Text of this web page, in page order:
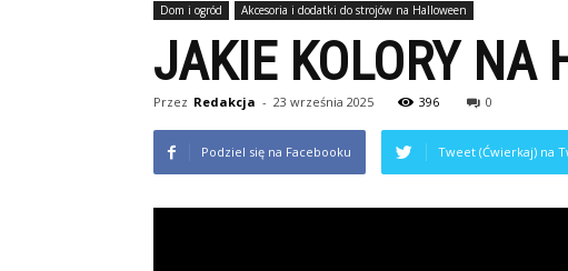
Dom i ogród Akcesoria i dodatki do strojów na Halloween
JAKIE KOLORY NA
Przez Redakcja - 23 września 2025 396 0
Podziel się na Facebooku Tweet (Ćwierkaj) na